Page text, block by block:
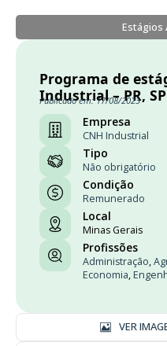
Estágios
Programa de
Industrial – PR,
Publicado em: 17/08/2023
Empresa
CNH Industrial
Tipo
Não obrigatório
Condição
Remunerado
Local
Minas Gerais
Profissões
Administração,
Economia,
VER